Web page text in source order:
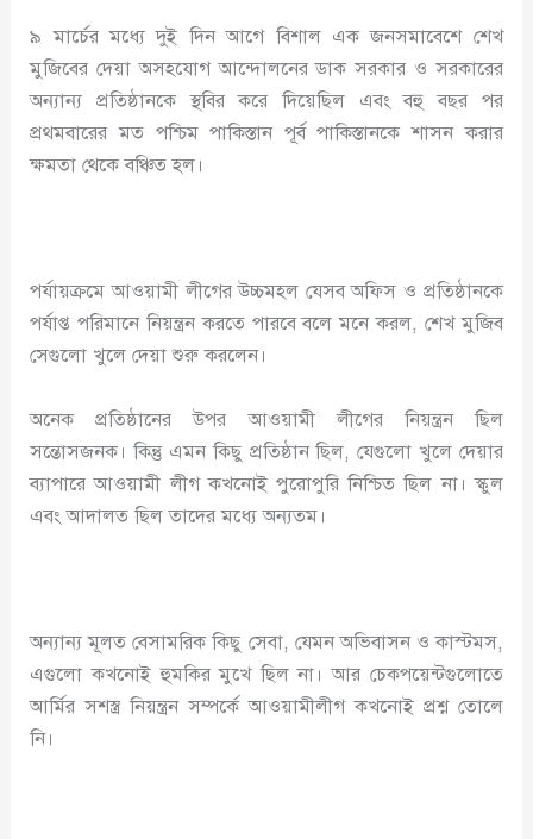
৯ মার্চের মধ্যে দুই দিন আগে বিশাল এক জনসমাবেশে শেখ
মুজিবের দেয়া অসহযোগ আন্দোলনের ডাক সরকার ও সরকারের
অন্যান্য প্রতিষ্ঠানকে স্থবির করে দিয়েছিল এবং বহু বছর পর
প্রথমবারের মত পশ্চিম পাকিস্তান পূর্ব পাকিস্তানকে শাসন করার
ক্ষমতা থেকে বঞ্চিত হল।
পর্যায়ক্রমে আওয়ামী লীগের উচ্চমহল যেসব অফিস ও প্রতিষ্ঠানকে
পর্যাপ্ত পরিমানে নিয়ন্ত্রন করতে পারবে বলে মনে করল, শেখ মুজিব
সেগুলো খুলে দেয়া শুরু করলেন।
অনেক প্রতিষ্ঠানের উপর আওয়ামী লীগের নিয়ন্ত্রন ছিল
সন্তোসজনক। কিন্তু এমন কিছু প্রতিষ্ঠান ছিল, যেগুলো খুলে দেয়ার
ব্যাপারে আওয়ামী লীগ কখনোই পুরোপুরি নিশ্চিত ছিল না। স্কুল
এবং আদালত ছিল তাদের মধ্যে অন্যতম।
অন্যান্য মূলত বেসামরিক কিছু সেবা, যেমন অভিবাসন ও কাস্টমস,
এগুলো কখনোই হুমকির মুখে ছিল না। আর চেকপয়েন্টগুলোতে
আর্মির সশস্ত্র নিয়ন্ত্রন সম্পর্কে আওয়ামীলীগ কখনোই প্রশ্ন তোলে
নি।